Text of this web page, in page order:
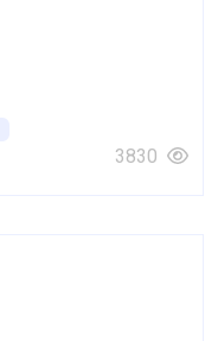
3830